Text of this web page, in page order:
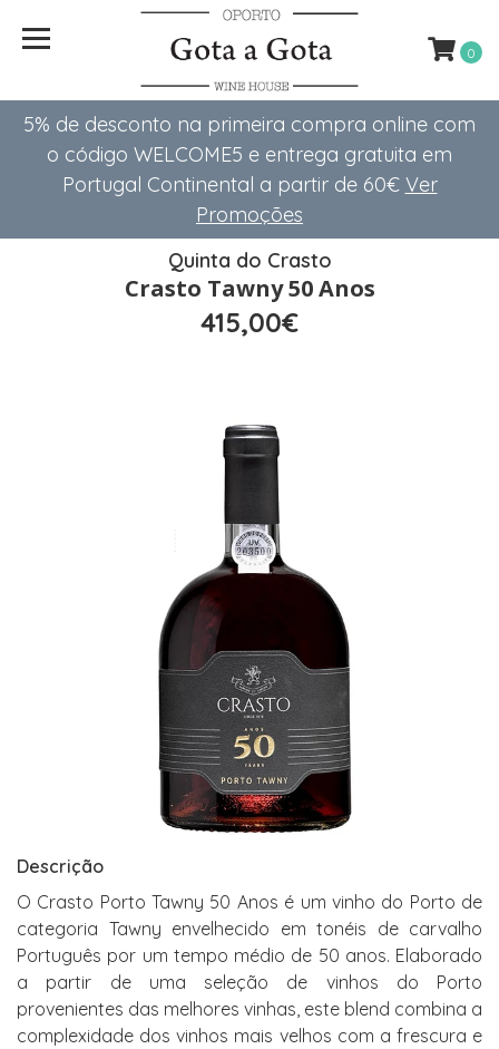
5% de desconto na primeira compra online com
o código WELCOME5 e entrega gratuita em
Portugal Continental a partir de 60€ Ver
Promoções
0
Quinta do Crasto
Crasto Tawny 50 Anos
415,00€
Descrição
O Crasto Porto Tawny 50 Anos é um vinho do Porto de
categoria Tawny envelhecido em tonéis de carvalho
Português por um tempo médio de 50 anos. Elaborado
a partir de uma seleção de vinhos do Porto
provenientes das melhores vinhas, este blend combina a
complexidade dos vinhos mais velhos com a frescura e